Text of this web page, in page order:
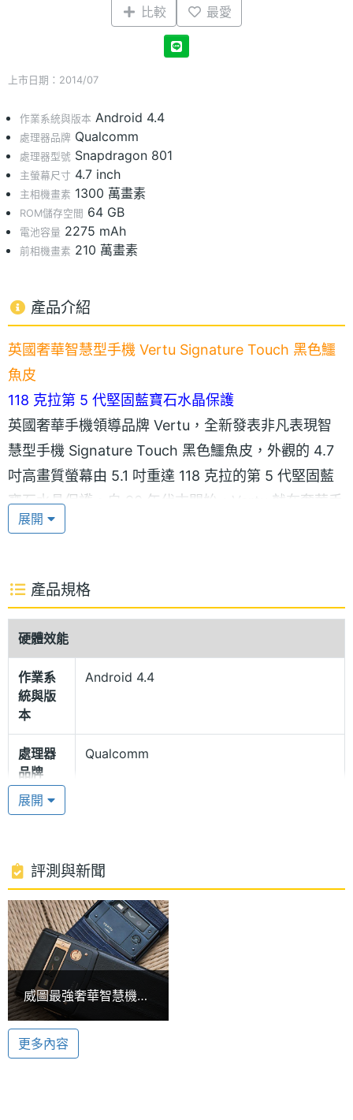
比較 最愛
上市日期：2014/07
作業系統與版本 Android 4.4
處理器品牌 Qualcomm
處理器型號 Snapdragon 801
主螢幕尺寸 4.7 inch
主相機畫素 1300 萬畫素
ROM儲存空間 64 GB
電池容量 2275 mAh
前相機畫素 210 萬畫素
產品介紹
英國奢華智慧型手機 Vertu Signature Touch 黑色鱷
魚皮
118 克拉第 5 代堅固藍寶石水晶保護
英國奢華手機領導品牌 Vertu，全新發表非凡表現智
慧型手機 Signature Touch 黑色鱷魚皮，外觀的 4.7
吋高畫質螢幕由 5.1 吋重達 118 克拉的第 5 代堅固藍
寶石水晶保護。自 90 年代末開始，Vertu 就在奢華手
機中使用藍寶石水晶，並持續開發技術用於精密應
域的一流專家。堅固藍寶石水晶質地強韌、高度耐刮
上，具有多層膜可以減少反射。
Vertu Signature Touch 黑色鱷魚皮採用 Android 4.4
KitKat 作業系統，內建 Qualcomm Snapdragon 801,
2.3GHz 四核處理器，並支援 4G LTE / Wi-Fi 802.11
無線充電、NFC 近距離通訊技術。更配搭 Vertu 經典
極致的專屬服務，包括：Vertu CONCIERGE 24 小時
私人助理服務，Vertu LIFE 生活和 Vertu
CERTAINTY 品質保障。
Hasselblad 哈蘇認證相機鏡頭
Vertu Signature Touch 黑色鱷魚皮搭載 Hasselblad
哈蘇認證相機鏡頭，後置式自動對焦 1,300 萬畫素相
展開
產品規格
硬體效能
作業系
統與版
本
Android 4.4
處理器
品牌
Qualcomm
處理器
處理器
時脈
2.3 GHz
處理器
核心數
4
ROM儲
存空間
電池容
量
展開
評測與新聞
威圖最強奢華智慧機
Vertu Signature
Touch動手玩
更多內容